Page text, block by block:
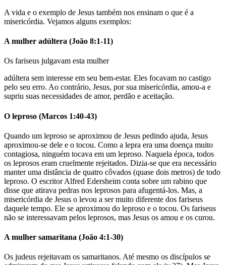
A vida e o exemplo de Jesus também nos ensinam o que é a
misericórdia. Vejamos alguns exemplos:
A mulher adúltera (João 8:1-11)
Os fariseus julgavam esta mulher
adúltera sem interesse em seu bem-estar. Eles focavam no castigo
pelo seu erro. Ao contrário, Jesus, por sua misericórdia, amou-a e
supriu suas necessidades de amor, perdão e aceitação.
O leproso (Marcos 1:40-43)
Quando um leproso se aproximou de Jesus pedindo ajuda, Jesus
aproximou-se dele e o tocou. Como a lepra era uma doença muito
contagiosa, ninguém tocava em um leproso. Naquela época, todos
os leprosos eram cruelmente rejeitados. Dizia-se que era necessário
manter uma distância de quatro côvados (quase dois metros) de todo
leproso. O escritor Alfred Edersheim conta sobre um rabino que
disse que atirava pedras nos leprosos para afugentá-los. Mas, a
misericórdia de Jesus o levou a ser muito diferente dos fariseus
daquele tempo. Ele se aproximou do leproso e o tocou. Os fariseus
não se interessavam pelos leprosos, mas Jesus os amou e os curou.
A mulher samaritana (João 4:1-30)
Os judeus rejeitavam os samaritanos. Até mesmo os discípulos se